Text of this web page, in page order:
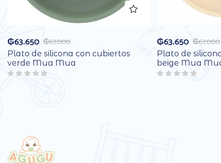
₲67.000
₲63.650
Plato de silicona con cubiertos
verde Mua Mua
₲67.000
₲63.650
Plato de
beige Mua